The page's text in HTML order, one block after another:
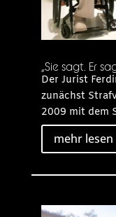
„Sie sagt. Er
Der Jurist
zunächst
2009 mit dem
mehr lesen